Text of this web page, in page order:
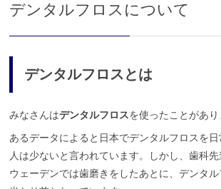
2
年
2
も
歯
院
デンタルフロスについて
デンタルフロスとは
みなさんはデンタルフロスを使ったことがあり
あるデータによると日本でデンタルフロスを
人は少ないと言われています。しかし、歯科
ウェーデンでは歯磨きをしたあとに、デンタ